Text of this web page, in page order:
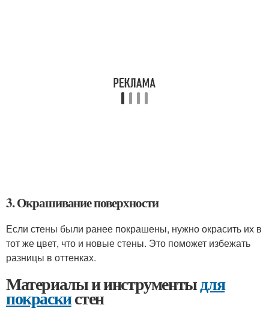
3. Окрашивание поверхности
Если стены были ранее покрашены, нужно окрасить их в
тот же цвет, что и новые стены. Это поможет избежать
разницы в оттенках.
Материалы и инструментыдля
покраскистен